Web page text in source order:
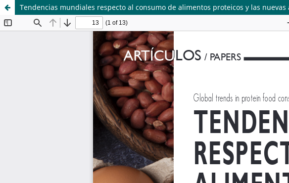
Sistema de
Bibliotecas
Ciencias
Tendencias mundiales respecto al consumo de alimentos proteicos y las nuevas